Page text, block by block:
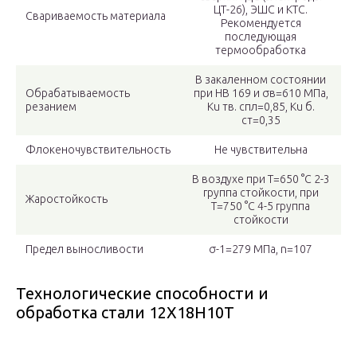
Свариваемость материала
ЦТ-26), ЭШС и КТС.
Рекомендуется
последующая
термообработка
Обрабатываемость
резанием
В закаленном состоянии
при HB 169 и σв=610 МПа,
Кu тв. спл=0,85, Кu б.
ст=0,35
Флокеночувствительность Не чувствительна
Жаростойкость
В воздухе при Т=650 °С 2-3
группа стойкости, при
Т=750 °С 4-5 группа
стойкости
Предел выносливости σ-1=279 МПа, n=107
Технологические способности и
обработка стали 12Х18Н10Т